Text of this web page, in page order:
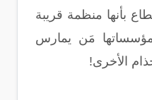
بأنها منظمة قريبة
مَن يمارس
الأخرى!